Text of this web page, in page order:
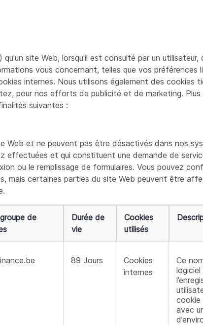
site Web, lorsqu'il est consulté par un
vous concernant, telles que vos préférences
internes. Nous utilisons également des cookies
pour nos efforts de publicité et de marketing.
suivantes :
Web et ne peuvent pas être désactivés dans nos
effectuées et qui constituent une demande de
ou le remplissage de formulaires. Vous pouvez
mais certaines parties du site Web peuvent être
de
Durée de
vie
Cookies
utilisés
89 Jours
Cookies
internes
Ce
logiciel
cookie
avec